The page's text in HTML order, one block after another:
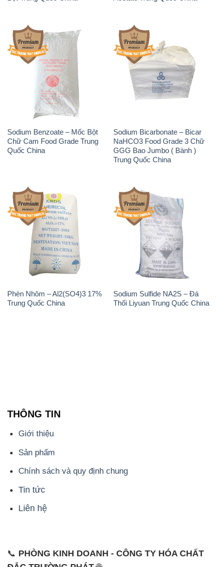
Sodium Benzoate – Mốc Bột
Chữ Cam Food Grade Trung
Quốc China
Sodium Bicarbonate – Bicar
NaHCO3 Food Grade 3 Chữ
GGG Bao Jumbo ( Bành )
Trung Quốc China
Phèn Nhôm – Al2(SO4)3 17%
Trung Quốc China
Sodium Sulfide NA2S – Đá
Thối Liyuan Trung Quốc China
THÔNG TIN
Giới thiệu
Sản phẩm
Chính sách và quy định chung
Tin tức
Liên hệ
📞 PHÒNG KINH DOANH - CÔNG TY HÓA CHẤT